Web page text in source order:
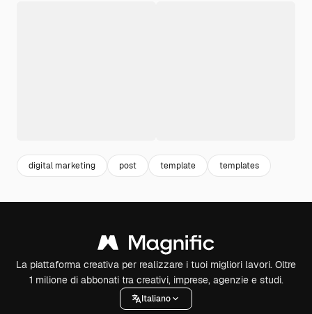
digital marketing post template templates
La piattaforma creativa per realizzare i tuoi migliori lavori. Oltre
1 milione di abbonati tra creativi, imprese, agenzie e studi.
Italiano